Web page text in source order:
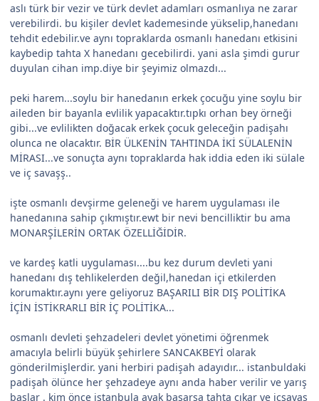
aslı türk bir vezir ve türk devlet adamları osmanlıya ne zarar
verebilirdi. bu kişiler devlet kademesinde yükselip,hanedanı
tehdit edebilir.ve aynı topraklarda osmanlı hanedanı etkisini
kaybedip tahta X hanedanı gecebilirdi. yani asla şimdi gurur
duyulan cihan imp.diye bir şeyimiz olmazdı...
peki harem...soylu bir hanedanın erkek çocuğu yine soylu bir
aileden bir bayanla evlilik yapacaktır.tıpkı orhan bey örneği
gibi...ve evlilikten doğacak erkek çocuk geleceğin padişahı
olunca ne olacaktır. BİR ÜLKENİN TAHTINDA İKİ SÜLALENİN
MİRASI...ve sonuçta aynı topraklarda hak iddia eden iki sülale
ve iç savaşş..
işte osmanlı devşirme geleneği ve harem uygulaması ile
hanedanına sahip çıkmıştır.ewt bir nevi bencilliktir bu ama
MONARŞİLERİN ORTAK ÖZELLİĞİDİR.
ve kardeş katli uygulaması....bu kez durum devleti yani
hanedanı dış tehlikelerden değil,hanedan içi etkilerden
korumaktır.aynı yere geliyoruz BAŞARILI BİR DIŞ POLİTİKA
İÇİN İSTİKRARLI BİR İÇ POLİTİKA...
osmanlı devleti şehzadeleri devlet yönetimi öğrenmek
amacıyla belirli büyük şehirlere SANCAKBEYİ olarak
gönderilmişlerdir. yani herbiri padişah adayıdır... istanbuldaki
padişah ölünce her şehzadeye aynı anda haber verilir ve yarış
başlar . kim önce istanbula ayak basarsa tahta çıkar ve içsavaş